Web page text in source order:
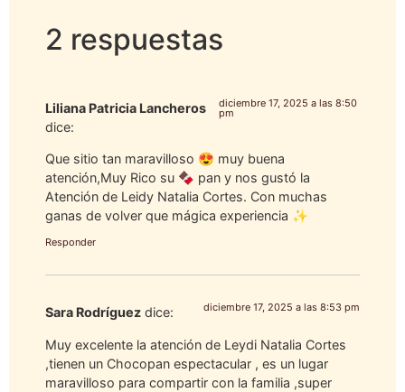
2 respuestas
Liliana Patricia Lancheros
dice:
diciembre 17, 2025 a las 8:50
pm
Que sitio tan maravilloso 😍 muy buena
atención,Muy Rico su 🍫 pan y nos gustó la
Atención de Leidy Natalia Cortes. Con muchas
ganas de volver que mágica experiencia ✨
Responder
Sara Rodríguez dice: diciembre 17, 2025 a las 8:53 pm
Muy excelente la atención de Leydi Natalia Cortes
,tienen un Chocopan espectacular , es un lugar
maravilloso para compartir con la familia ,super